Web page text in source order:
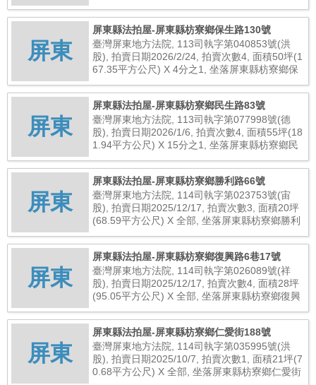
屏東
屏東縣法拍屋-屏東縣枋寮鄉保生路130號
臺灣屏東地方法院, 113司執字第040853號(洪
股), 拍賣日期2026/2/24, 拍賣次數4, 面積50坪(1
67.35平方公尺) X 4分之1, 坐落屏東縣枋寮鄉保
屏東
屏東縣法拍屋-屏東縣枋寮鄉民生路83號
臺灣屏東地方法院, 113司執字第077998號(德
股), 拍賣日期2026/1/6, 拍賣次數4, 面積55坪(18
1.94平方公尺) X 15分之1, 坐落屏東縣枋寮鄉民
屏東
屏東縣法拍屋-屏東縣枋寮鄉勝利路66號
臺灣屏東地方法院, 114司執字第023753號(宙
股), 拍賣日期2025/12/17, 拍賣次數3, 面積20坪
(68.59平方公尺) X 全部, 坐落屏東縣枋寮鄉勝利
屏東
屏東縣法拍屋-屏東縣枋寮鄉復興路6巷17號
臺灣屏東地方法院, 114司執字第026089號(祥
股), 拍賣日期2025/12/17, 拍賣次數4, 面積28坪
(95.05平方公尺) X 全部, 坐落屏東縣枋寮鄉復興
屏東
屏東縣法拍屋-屏東縣枋寮鄉仁愛街188號
臺灣屏東地方法院, 114司執字第035995號(洪
股), 拍賣日期2025/10/7, 拍賣次數1, 面積21坪(7
0.68平方公尺) X 全部, 坐落屏東縣枋寮鄉仁愛街